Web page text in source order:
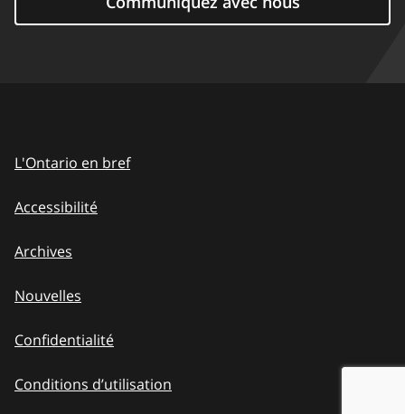
L'Ontario en bref
Accessibilité
Archives
Nouvelles
Confidentialité
Conditions d’utilisation